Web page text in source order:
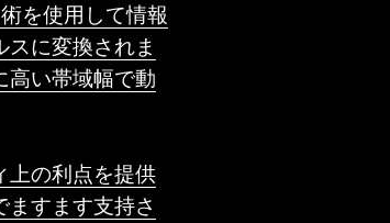
を使用して情報
に変換されま
高い帯域幅で動
上の利点を提供
すます支持さ